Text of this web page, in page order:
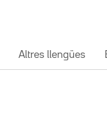
Altres llengües